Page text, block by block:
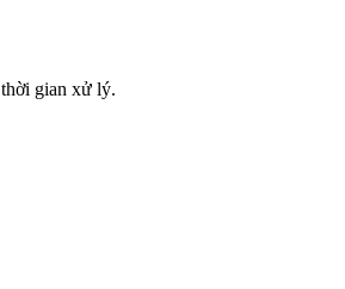
thời gian xử lý.